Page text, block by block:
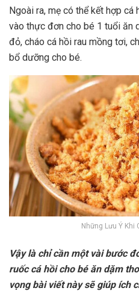
Ngoài ra, mẹ có thể kết hợp
vào thực đơn cho bé 1 tuổi ăn
đỏ, cháo cá hồi rau mồng tơi,
bổ dưỡng cho bé.
Những Lưu Ý Khi
Vậy là chỉ cần một vài bước
ruốc cá hồi cho bé ăn dặm
vọng bài viết này sẽ giúp ích